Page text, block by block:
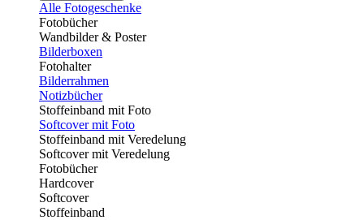
Alle Fotogeschenke
Fotobücher
Wandbilder & Poster
Bilderboxen
Fotohalter
Bilderrahmen
Notizbücher
Stoffeinband mit Foto
Softcover mit Foto
Stoffeinband mit Veredelung
Softcover mit Veredelung
Fotobücher
Hardcover
Softcover
Stoffeinband